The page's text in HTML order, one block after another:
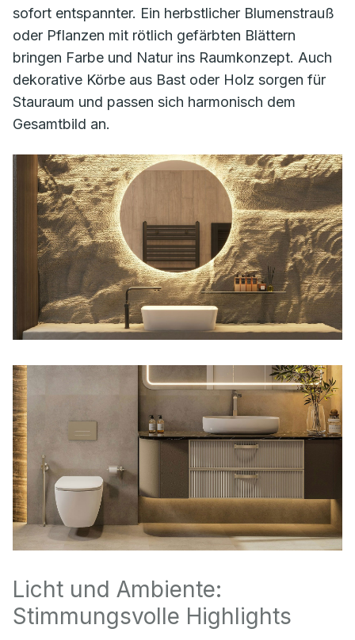
sofort entspannter. Ein herbstlicher Blumenstrauß
oder Pflanzen mit rötlich gefärbten Blättern
bringen Farbe und Natur ins Raumkonzept. Auch
dekorative Körbe aus Bast oder Holz sorgen für
Stauraum und passen sich harmonisch dem
Gesamtbild an.
Licht und Ambiente:
Stimmungsvolle Highlights